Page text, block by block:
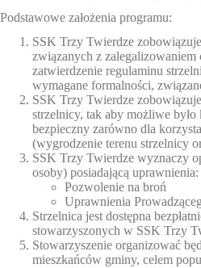
Podstawowe założenia programu:
SSK Trzy Twierdze
związanych z
zatwierdzenie regulaminu
wymagane formalności,
SSK Trzy Twierdze
strzelnicy, tak aby możliwe
bezpieczny zarówno dla
(wygrodzenie terenu strzelnicy
SSK Trzy Twierdze wyznaczy
osoby) posiadającą uprawnienia:
Pozwolenie na broń
Uprawnienia
Strzelnica jest dostępna
stowarzyszonych w SSK Trzy
Stowarzyszenie organizować
mieszkańców gminy, celem